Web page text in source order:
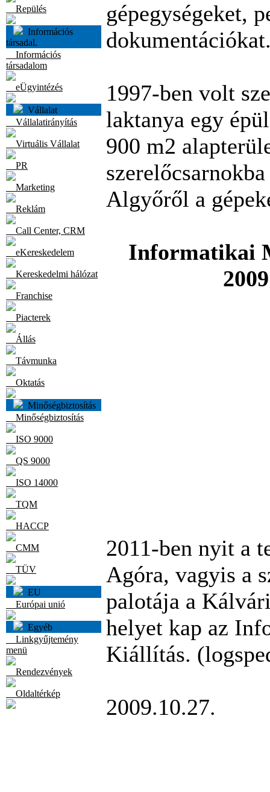
Repülés
Információs
társadal.
Információs
társadalom
eÜgyintézés
Vállalat
Vállalatirányítás
Virtuális Vállalat
PR
Marketing
Reklám
Call Center, CRM
eKereskedelem
Kereskedelmi hálózat
Franchise
Piacterek
Állás
Távmunka
Oktatás
Minőségbiztosítás
Minőségbiztosítás
ISO 9000
QS 9000
ISO 14000
TQM
HACCP
CMM
TÜV
EU
Európai unió
Egyéb
Linkgyűjtemény
menü
Rendezvények
Oldaltérkép
gépegységeket,
1997-ben volt
laktanya egy
900 m2
Algyőről a
Informatikai
2011-ben nyit a
Agóra, vagyis a
palotája a
helyet kap az
Kiállítás.
2009.10.27.